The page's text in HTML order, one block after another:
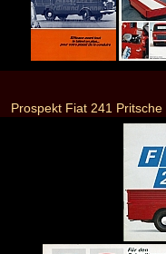
Prospekt Fiat 241